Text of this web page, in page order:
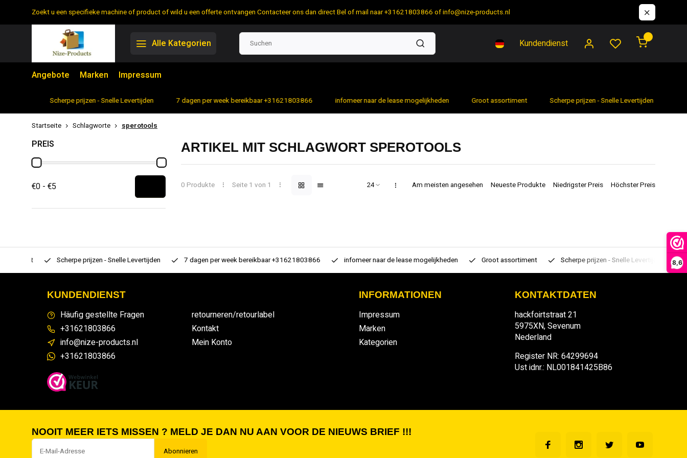
8,6
Zoekt u een specifieke machine of product of wild u een offerte ontvangen Contacteer ons dan direct Bel of mail naar +31621803866 ofinfo@nize-products.nl
Alle Kategorien Kundendienst
Angebote Marken Impressum
Scherpe prijzen - Snelle Levertijden 7 dagen per week bereikbaar +31621803866 infomeer naar de lease mogelijkheden Groot assortiment Scherpe prijzen - Snelle Levertijden
Startseite Schlagworte sperotools
PREIS
€0 - €5
ARTIKEL MIT SCHLAGWORT SPEROTOOLS
0 Produkte Seite 1 von 1 Am meisten angesehen Neueste Produkte Niedrigster Preis Höchster Preis
Scherpe prijzen - Snelle Levertijden 7 dagen per week bereikbaar +31621803866 infomeer naar de lease mogelijkheden Groot assortiment Scherpe prijzen - Snelle Levertijden 7
KUNDENDIENST
Häufig gestellte Fragen
+31621803866
info@nize-products.nl
+31621803866
retourneren/retourlabel
Kontakt
Mein Konto
INFORMATIONEN
Impressum
Marken
Kategorien
KONTAKTDATEN
hackfoirtstraat 21
5975XN, Sevenum
Nederland
Register NR: 64299694
Ust idnr.: NL001841425B86
NOOIT MEER IETS MISSEN ? MELD JE DAN NU AAN VOOR DE NIEUWS BRIEF !!!
Abonnieren